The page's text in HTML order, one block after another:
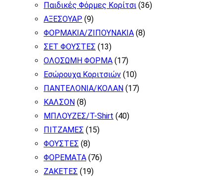
Παιδικές Φόρμες Κορίτσι (36)
ΑΞΕΣΟΥΑΡ (9)
ΦΟΡΜΑΚΙΑ/ΖΙΠΟΥΝΑΚΙΑ (8)
ΣΕΤ ΦΟΥΣΤΕΣ (13)
ΟΛΟΣΩΜΗ ΦΟΡΜΑ (17)
Εσώρουχα Κοριτσιών (10)
ΠΑΝΤΕΛΟΝΙΑ/ΚΟΛΑΝ (17)
ΚΑΛΣΟΝ (8)
ΜΠΛΟΥΖΕΣ/T-Shirt (40)
ΠΙΤΖΑΜΕΣ (15)
ΦΟΥΣΤΕΣ (8)
ΦΟΡΕΜΑΤΑ (76)
ΖΑΚΕΤΕΣ (19)